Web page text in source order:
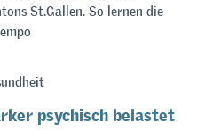
St.Gallen. So lernen die
psychisch belastet